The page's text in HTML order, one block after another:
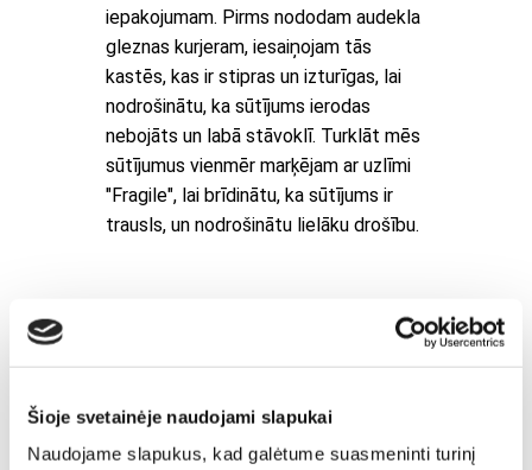
Šioje svetainėje naudojami slapukai
Naudojame slapukus, kad galėtume suasmeninti turinį
iepakojumam. Pirms nododam audekla
gleznas kurjeram, iesaiņojam tās
kastēs, kas ir stipras un izturīgas, lai
nodrošinātu, ka sūtījums ierodas
nebojāts un labā stāvoklī. Turklāt mēs
sūtījumus vienmēr marķējam ar uzlīmi
"Fragile", lai brīdinātu, ka sūtījums ir
trausls, un nodrošinātu lielāku drošību.